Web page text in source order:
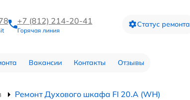
+7 (812) 214-20-41
Горячая линия
Статус ремонта
Вакансии Контакты Отзывы
Ремонт Духового шкафа FI 20.A (WH)